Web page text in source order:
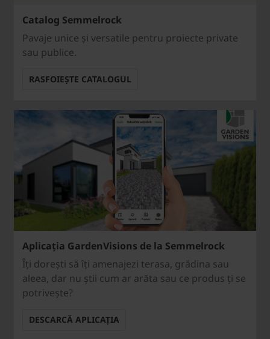
Catalog Semmelrock
Pavaje unice și versatile pentru proiecte private
sau publice.
RASFOIEȘTE CATALOGUL
Aplicația GardenVisions de la Semmelrock
Îți dorești să îți amenajezi terasa, grădina sau
aleea, dar nu știi cum ar arăta sau ce produs ți se
potrivește?
DESCARCĂ APLICAȚIA